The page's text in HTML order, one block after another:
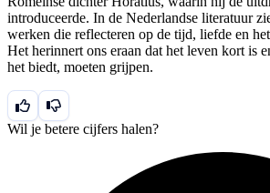
introduceerde. In de Nederlandse literatuur
werken die reflecteren op de tijd, liefde en
Het herinnert ons eraan dat het leven kort is
het biedt, moeten grijpen.
Wil je betere cijfers halen?